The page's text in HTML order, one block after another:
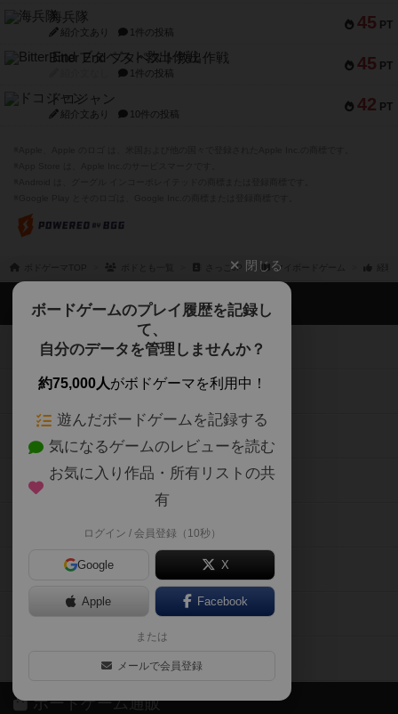
45 PT
海兵隊
紹介文あり 1件の投稿
45 PT
Bitter End ブタペスト救出作戦
1件の投稿
42 PT
ドコジャン
紹介文あり 10件の投稿
さっこJP マイボードゲーム
閉じる
ボードゲームのプレイ履歴を記録し
て、
自分のデータを管理しませんか？
約75,000人がボドゲーマを利用中！
遊んだボードゲームを記録する
気になるゲームのレビューを読む
お気に入り作品・所有リストの共
有
ログイン / 会員登録（10秒）
Google X
Apple Facebook
または
メールで会員登録
ボドゲーマTOP
ボードゲームを検索する
ボードゲームの新着レビュー
ボードゲーム会情報
メカニクス特集
掲示板・トピックス
ボドとも・会員一覧
ボードゲーム業界コラム
ボドゲーマご利用案内
ボードゲーム通販